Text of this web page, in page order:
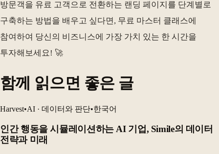
방문객을 유료 고객으로 전환하는 랜딩 페이지를 단계별로
구축하는 방법을 배우고 싶다면, 무료 마스터 클래스에
참여하여 당신의 비즈니스에 가장 가치 있는 한 시간을
투자해보세요! 🚀
함께 읽으면 좋은 글
Harvest•AI · 데이터와 판단•한국어
인간 행동을 시뮬레이션하는 AI 기업, Simile의 데이터
전략과 미래